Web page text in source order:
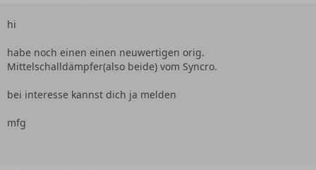
hi
habe noch einen einen neuwertigen orig.
Mittelschalldämpfer(also beide) vom Syncro.
bei interesse kannst dich ja melden
mfg